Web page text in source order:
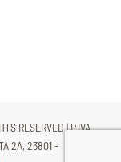
RESERVED | P.IVA
2A, 23801 -